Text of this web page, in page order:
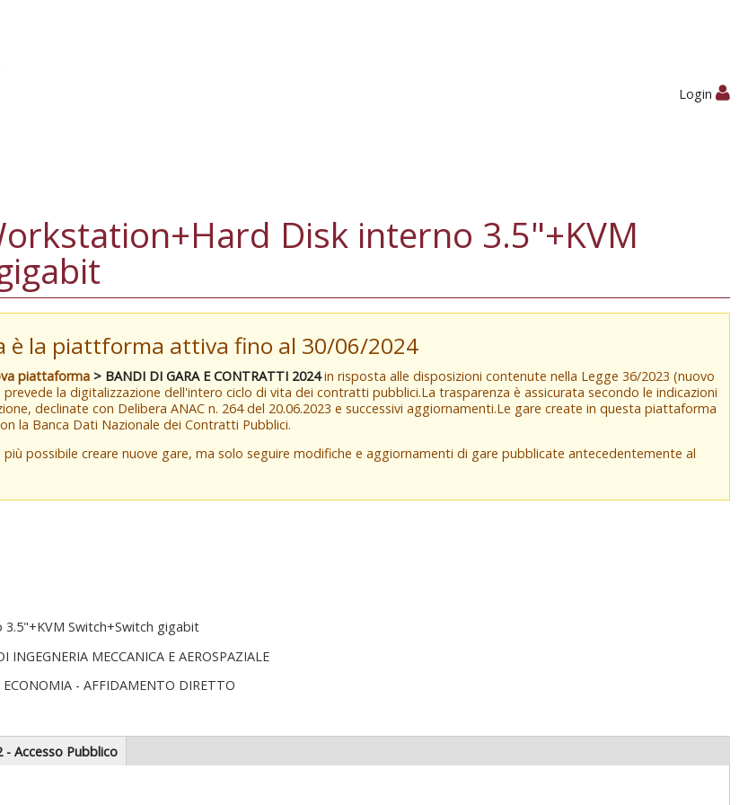
Login
Disk interno 3.5"+KVM
è la piattforma attiva fino al 30/06/2024
piattaforma > BANDI DI GARA E CONTRATTI 2024in risposta alle disposizioni contenute nella Legge 36/2023 (nuovo
la digitalizzazione dell'intero ciclo di vita dei contratti pubblici.La trasparenza è assicurata secondo le indicazioni
declinate con Delibera ANAC n. 264 del 20.06.2023 e successivi aggiornamenti.Le gare create in questa piattaforma
la Banca Dati Nazionale dei Contratti Pubblici.
possibile creare nuove gare, ma solo seguire modifiche e aggiornamenti di gare pubblicate antecedentemente al
Switch+Switch gigabit
INGEGNERIA MECCANICA E AEROSPAZIALE
- AFFIDAMENTO DIRETTO
- Accesso Pubblico